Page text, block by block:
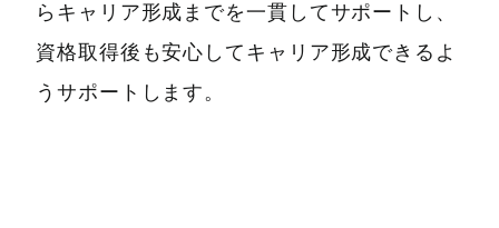
らキャリア形成までを一貫してサポートし、
資格取得後も安心してキャリア形成できるよ
うサポートします。